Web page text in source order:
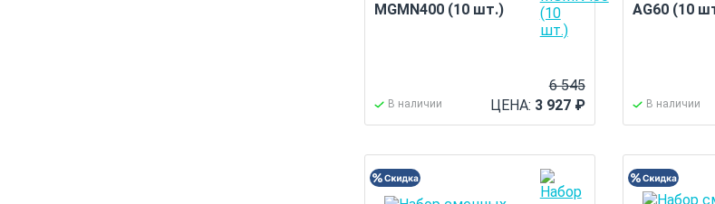
MGMN400 (10 шт.)
В наличии ЦЕНА: 3 927 ₽
6 545
AG60 (10
В наличии